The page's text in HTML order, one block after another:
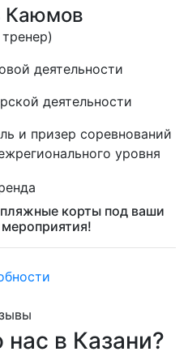
Каюмов
деятельности
деятельности
и призер соревнований
уровня
корты под ваши
нас в Казани?